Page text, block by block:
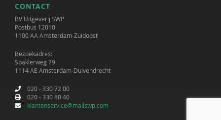
CONTACT
BV Uitgeverij SWP
Postbus 12010
1100 AA Amsterdam-Zuidoost
Bezoekadres:
Spaklerweg 79
1114 AE Amsterdam-Duivendrecht
020 - 330 72 00
020 - 330 80 40
klantenservice@mailswp.com